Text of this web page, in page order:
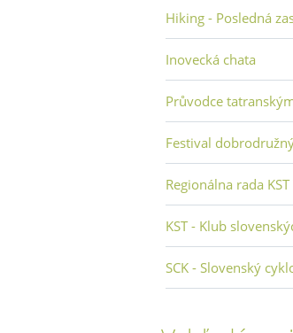
Hiking - Posledná
Inovecká chata
Průvodce
Festival
Regionálna rada
KST - Klub
SCK - Slovenský